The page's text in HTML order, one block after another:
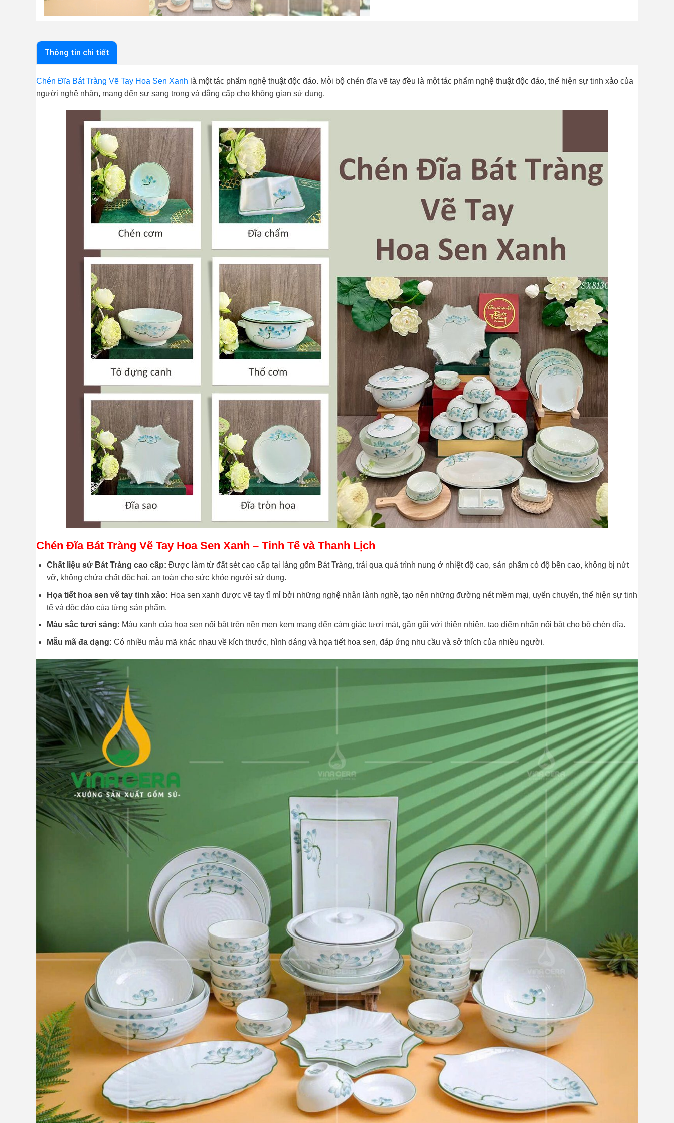
Thông tin chi tiết
Chén Đĩa Bát Tràng Vẽ Tay Hoa Sen Xanh là một tác phẩm nghệ thuật độc đáo. Mỗi bộ chén đĩa vẽ tay đều là một tác phẩm nghệ thuật độc đáo, thể hiện sự tinh xảo của
người nghệ nhân, mang đến sự sang trọng và đẳng cấp cho không gian sử dụng.
Chén Đĩa Bát Tràng Vẽ Tay Hoa Sen Xanh – Tinh Tế và Thanh Lịch
Chất liệu sứ Bát Tràng cao cấp: Được làm từ đất sét cao cấp tại làng gốm Bát Tràng, trải qua quá trình nung ở nhiệt độ cao, sản phẩm có độ bền cao, không bị nứt
vỡ, không chứa chất độc hại, an toàn cho sức khỏe người sử dụng.
Họa tiết hoa sen vẽ tay tinh xảo: Hoa sen xanh được vẽ tay tỉ mỉ bởi những nghệ nhân lành nghề, tạo nên những đường nét mềm mại, uyển chuyển, thể hiện sự tinh
tế và độc đáo của từng sản phẩm.
Màu sắc tươi sáng: Màu xanh của hoa sen nổi bật trên nền men kem mang đến cảm giác tươi mát, gần gũi với thiên nhiên, tạo điểm nhấn nổi bật cho bộ chén đĩa.
Mẫu mã đa dạng: Có nhiều mẫu mã khác nhau về kích thước, hình dáng và họa tiết hoa sen, đáp ứng nhu cầu và sở thích của nhiều người.